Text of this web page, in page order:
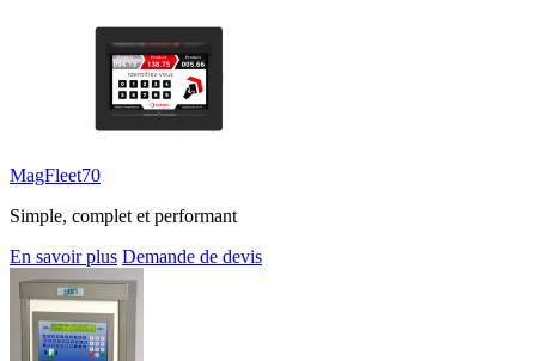
MagFleet70
Simple, complet et performant
En savoir plus Demande de devis